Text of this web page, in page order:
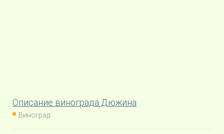
Описание винограда Дюжина
Виноград